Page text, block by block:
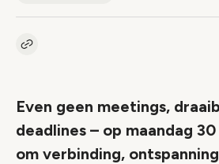
Kopieer link naar artikel
Even geen meetings,
deadlines – op maandag
om verbinding,